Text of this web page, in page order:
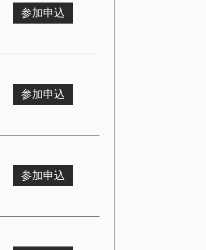
参加申込
参加申込
参加申込